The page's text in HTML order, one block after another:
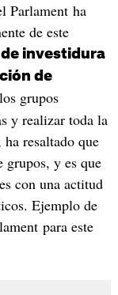
Parlament ha
de este
investidura
de
grupos
y realizar toda la
resaltado que
grupos, y es que
con una actitud
Ejemplo de
para este